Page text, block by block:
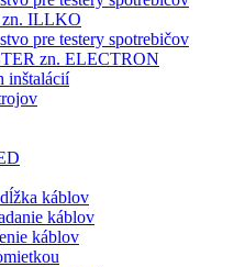
ILLKO
pre testery spotrebičov
zn. ELECTRON
inštalácií
káblov
káblov
káblov